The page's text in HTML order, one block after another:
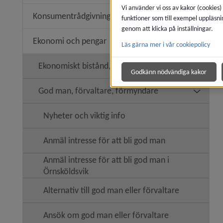
Konsumentrådgivning
Ekonomi och pengar
Ekonomiskt bistånd, försörjningsstöd
God man, förvaltare, förmyndare
Nyheter och viktig info
Anmäl intresse för att bli god man
Anmäl intresse för att bli god man i
Örnsköldsvik
Alternativ till god man eller förvaltare
Ansök om god man eller förvaltare
Vi använder vi oss av kakor
funktioner som till exempel
genom att klicka på inställningar.
Läs gärna mer i vår cookiepolicy
Godkänn nödvändiga kakor